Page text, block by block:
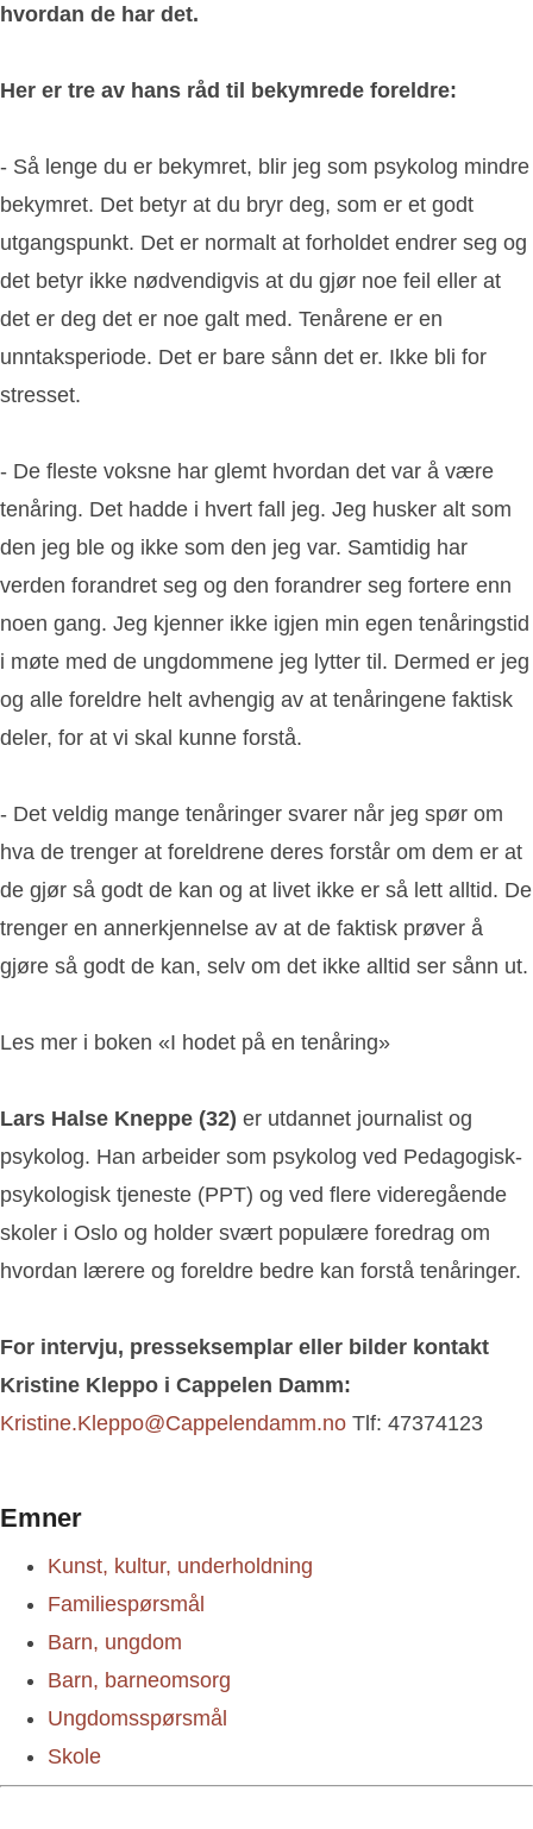
hvordan de har det.
Her er tre av hans råd til bekymrede foreldre:
- Så lenge du er bekymret, blir jeg som psykolog mindre
bekymret. Det betyr at du bryr deg, som er et godt
utgangspunkt. Det er normalt at forholdet endrer seg og
det betyr ikke nødvendigvis at du gjør noe feil eller at
det er deg det er noe galt med. Tenårene er en
unntaksperiode. Det er bare sånn det er. Ikke bli for
stresset.
- De fleste voksne har glemt hvordan det var å være
tenåring. Det hadde i hvert fall jeg. Jeg husker alt som
den jeg ble og ikke som den jeg var. Samtidig har
verden forandret seg og den forandrer seg fortere enn
noen gang. Jeg kjenner ikke igjen min egen tenåringstid
i møte med de ungdommene jeg lytter til. Dermed er jeg
og alle foreldre helt avhengig av at tenåringene faktisk
deler, for at vi skal kunne forstå.
- Det veldig mange tenåringer svarer når jeg spør om
hva de trenger at foreldrene deres forstår om dem er at
de gjør så godt de kan og at livet ikke er så lett alltid. De
trenger en annerkjennelse av at de faktisk prøver å
gjøre så godt de kan, selv om det ikke alltid ser sånn ut.
Les mer i boken «I hodet på en tenåring»
Lars Halse Kneppe (32) er utdannet journalist og
psykolog. Han arbeider som psykolog ved Pedagogisk-
psykologisk tjeneste (PPT) og ved flere videregående
skoler i Oslo og holder svært populære foredrag om
hvordan lærere og foreldre bedre kan forstå tenåringer.
For intervju, presseksemplar eller bilder kontakt
Kristine Kleppo i Cappelen Damm:
Kristine.Kleppo@Cappelendamm.no Tlf: 47374123
Emner
Kunst, kultur, underholdning
Familiespørsmål
Barn, ungdom
Barn, barneomsorg
Ungdomsspørsmål
Skole